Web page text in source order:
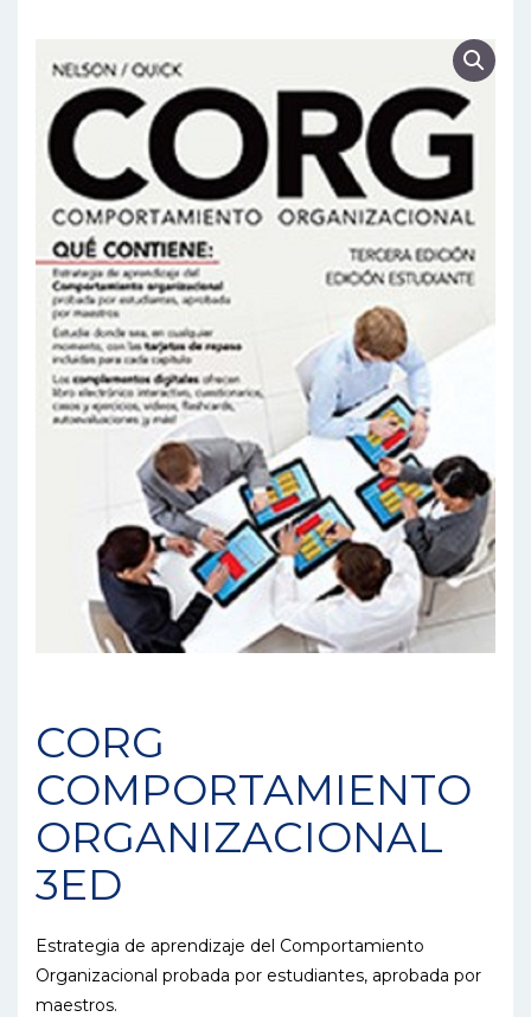
CORG
COMPORTAMIENTO
ORGANIZACIONAL
3ED
Estrategia de aprendizaje del Comportamiento
Organizacional probada por estudiantes, aprobada por
maestros.